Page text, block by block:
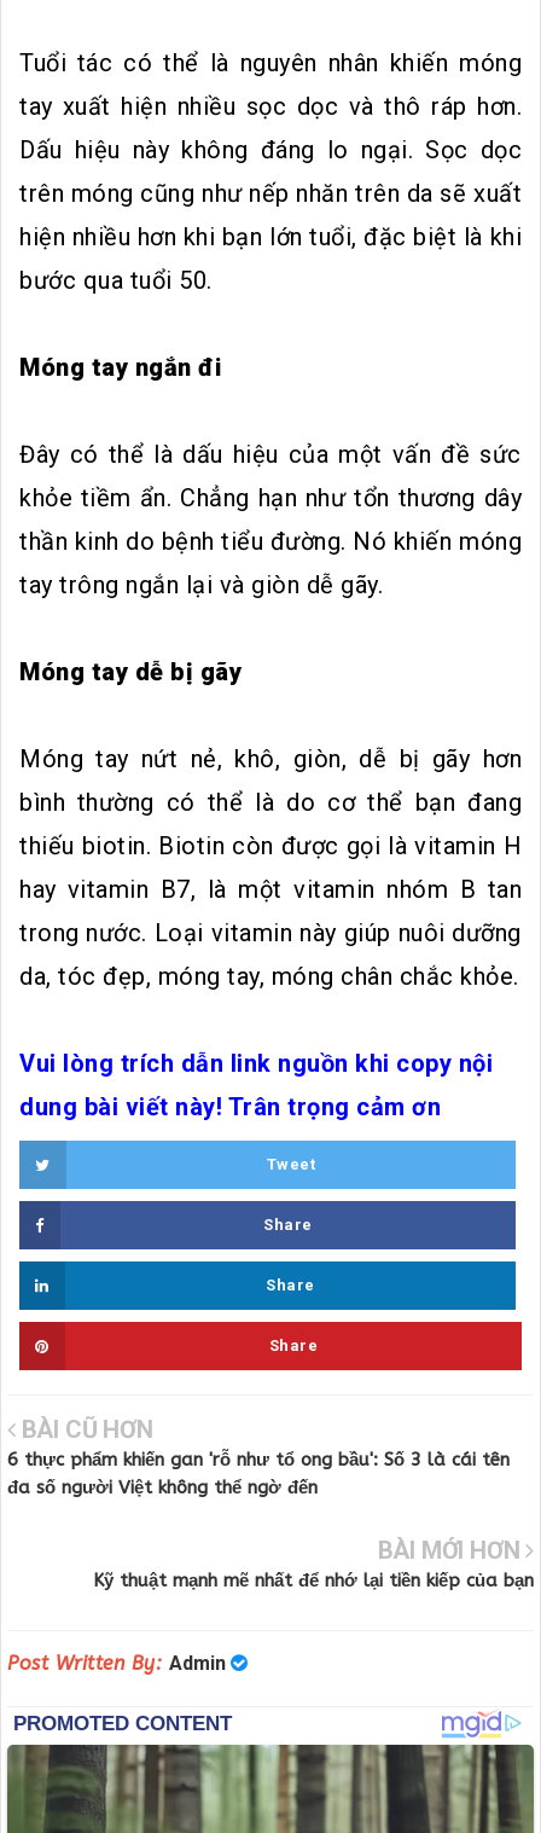
Tuổi tác có thể là nguyên nhân khiến móng
tay xuất hiện nhiều sọc dọc và thô ráp hơn.
Dấu hiệu này không đáng lo ngại. Sọc dọc
trên móng cũng như nếp nhăn trên da sẽ xuất
hiện nhiều hơn khi bạn lớn tuổi, đặc biệt là khi
bước qua tuổi 50.
Móng tay ngắn đi
Đây có thể là dấu hiệu của một vấn đề sức
khỏe tiềm ẩn. Chẳng hạn như tổn thương dây
thần kinh do bệnh tiểu đường. Nó khiến móng
tay trông ngắn lại và giòn dễ gãy.
Móng tay dễ bị gãy
Móng tay nứt nẻ, khô, giòn, dễ bị gãy hơn
bình thường có thể là do cơ thể bạn đang
thiếu biotin. Biotin còn được gọi là vitamin H
hay vitamin B7, là một vitamin nhóm B tan
trong nước. Loại vitamin này giúp nuôi dưỡng
da, tóc đẹp, móng tay, móng chân chắc khỏe.
Vui lòng trích dẫn link nguồn khi copy nội
dung bài viết này! Trân trọng cảm ơn
Tweet
Share
Share
Share
BÀI CŨ HƠN
6 thực phẩm khiến gan 'rỗ như tổ ong bầu': Số 3 là cái tên
đa số người Việt không thể ngờ đến
BÀI MỚI HƠN
Kỹ thuật mạnh mẽ nhất để nhớ lại tiền kiếp của bạn
Post Written By: Admin